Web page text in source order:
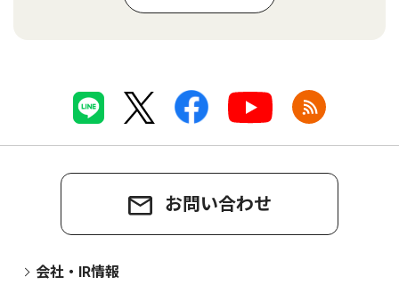
お問い合わせ
会社・IR情報